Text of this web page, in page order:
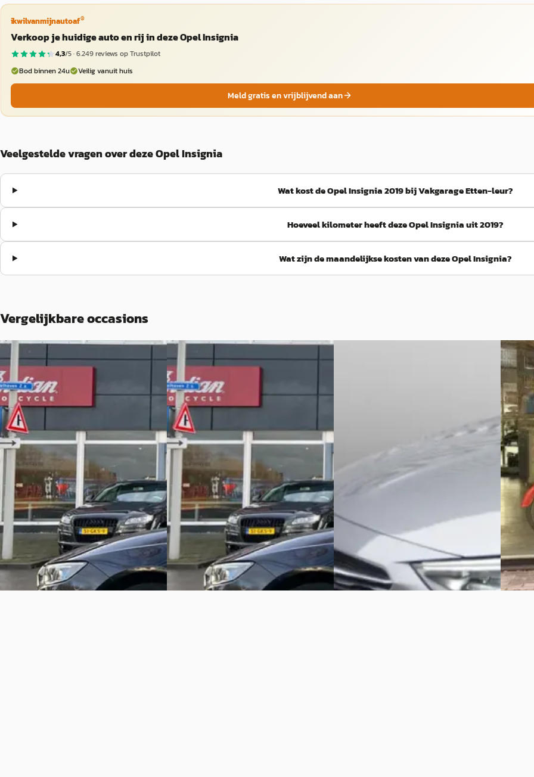
ikwilvanmijnautoaf®
Verkoop je huidige auto en rij in deze Opel Insignia
4,3/5 ·6.249reviews op Trustpilot
Bod binnen 24u
Veilig vanuit huis
Meld gratis en vrijblijvend aan
Veelgestelde vragen over deze Opel Insignia
Wat kost de Opel Insignia 2019 bij Vakgarage Etten-leur?
Hoeveel kilometer heeft deze Opel Insignia uit 2019?
Wat zijn de maandelijkse kosten van deze Opel Insignia?
Vergelijkbare occasions
Opel Insignia·2019
Grand Sport 1.5 Turbo Business
Executive
€ 18.990
v.a. € 403/mnd
Boven markt
2019 · 83.373 km · Benzine · Automaat
Vakgarage Middelwout· Alphen A/d
Rijn
Bekijk aanbieding →
Vergelijk
B
Opel Insignia·2019
Grand Sport 1.5 Turbo Business
Executive
€ 18.990
v.a. € 403/mnd
Boven markt
2019 · 83.373 km · Benzine · Automaat
Indian Motorcycle Rotterdam·
Rotterdam 4,6(449)
Bekijk aanbieding →
Vergelijk
Boven markt
2020 · 138.250 km · Benzine · Automaat
Autobedrijf Ambergen
Bekijk aanbieding →
Vergelijk
F
Opel
Sports
€ 16.950
v.a. €
Boven
2012 ·
Bekijk
Vergelijk